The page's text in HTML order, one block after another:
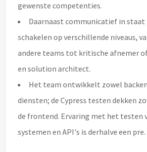
gewenste competenties.
Daarnaast communicatief in
schakelen op verschillende niveaus,
andere teams tot kritische afnemer
en solution architect.
Het team ontwikkelt zowel
diensten; de Cypress testen dekken
de frontend. Ervaring met het testen
systemen en API's is derhalve een pre.